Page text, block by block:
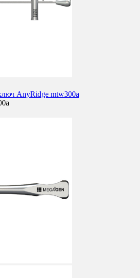
AnyRidge mtw300a